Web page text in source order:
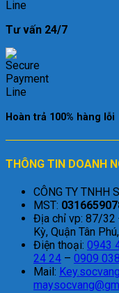
Tư vấn 24/7
Hoàn trả 100% hàng lỗi
THÔNG TIN DOANH
CÔNG TY TNHH
MST:
Địa chỉ vp: 87/32
Kỳ, Quận Tân
Điện thoại: 0943
24 24 – 0909
Mail: